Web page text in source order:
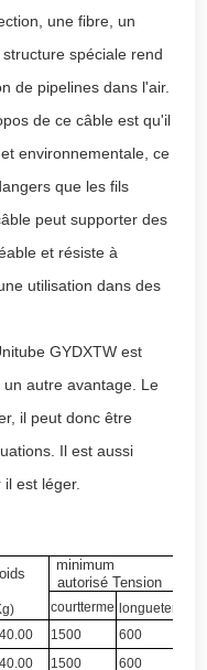
une fibre, un
spéciale rend
de pipelines dans l'air.
de ce câble est qu'il
environnementale, ce
que les fils
peut supporter des
et résiste à
utilisation dans des
GYDXTW est
autre avantage. Le
il peut donc être
Il est aussi
est léger.
minimum
autorisé Tension
courtterme longueterme
1500 600
1500 600